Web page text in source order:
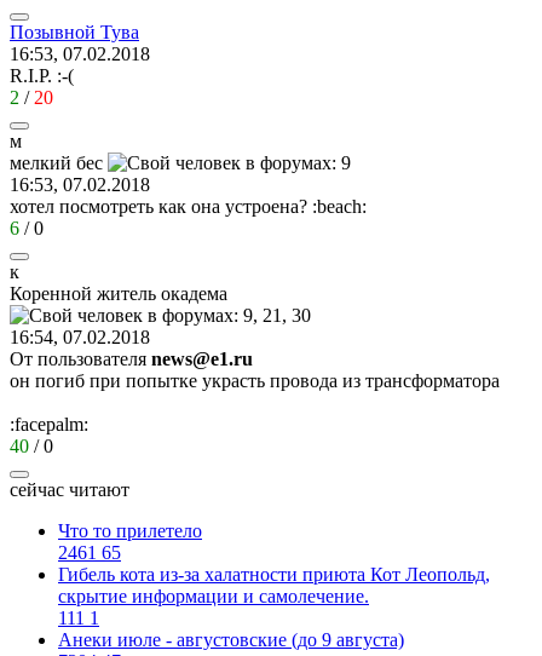
Позывной Тува
16:53, 07.02.2018
R.I.P. :-(
2 / 20
м
мелкий бес
16:53, 07.02.2018
хотел посмотреть как она устроена? :beach:
6 /0
к
Коренной житель окадема
16:54, 07.02.2018
От пользователя news@e1.ru
он погиб при попытке украсть провода из трансформатора
:facepalm:
40 /0
сейчас читают
Что то прилетело
2461 65
Гибель кота из-за халатности приюта Кот Леопольд,
скрытиe информации и самолечение.
111 1
Анеки июле - августовские (до 9 августа)